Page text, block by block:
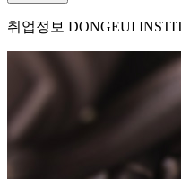
취업정보 DONGEUI